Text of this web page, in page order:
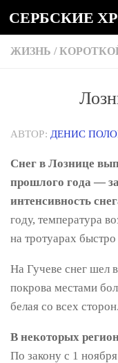
Под записью
ЖИЗНЬ /
АВТОР: ДЕНИС
Снег в Лознице
прошлого года —
интенсивность
году, температура
на тротуарах быстро
На Гучеве снег шел
покрова местами
белая со всех
В некоторых
По закону с 1